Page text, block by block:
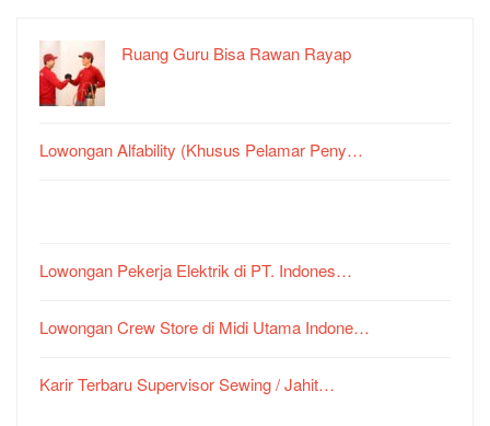
Ruang Guru Bisa Rawan Rayap
Lowongan Alfability (Khusus Pelamar Peny…
Lowongan Pekerja Elektrik di PT. Indones…
Lowongan Crew Store di Midi Utama Indone…
Karir Terbaru Supervisor Sewing / Jahit…